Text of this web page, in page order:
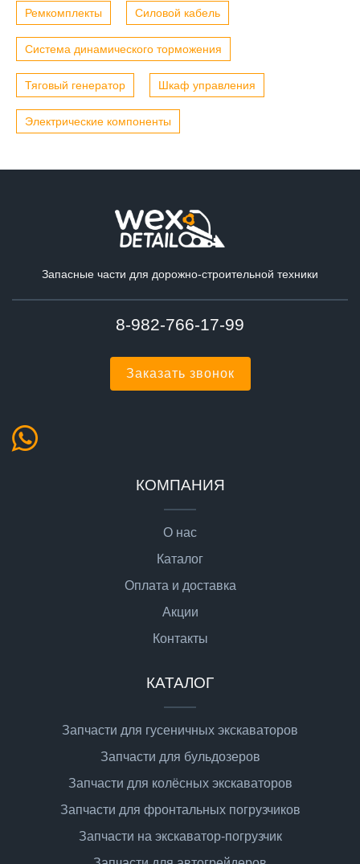
Ремкомплекты Силовой кабель
Система динамического торможения
Тяговый генератор Шкаф управления
Электрические компоненты
Запасные части для дорожно-строительной техники
8-982-766-17-99
Заказать звонок
КОМПАНИЯ
О нас
Каталог
Оплата и доставка
Акции
Контакты
КАТАЛОГ
Запчасти для гусеничных экскаваторов
Запчасти для бульдозеров
Запчасти для колёсных экскаваторов
Запчасти для фронтальных погрузчиков
Запчасти на экскаватор-погрузчик